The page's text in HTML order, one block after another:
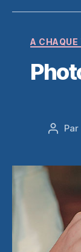
A CHAQUE
Auteur
Par